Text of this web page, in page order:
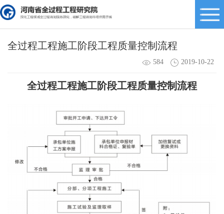
全过程工程施工阶段工程质量控制流程
584 2019-10-22
全过程工程施工阶段工程质量控制流程